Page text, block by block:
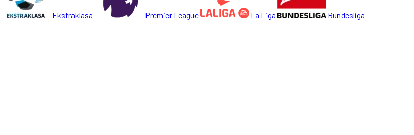
Ekstraklasa Premier League La Liga Bundesliga